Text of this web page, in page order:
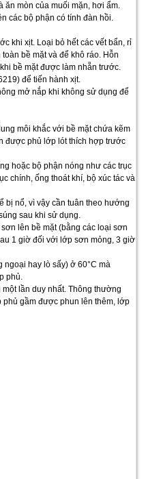
ăn mòn của muối mặn, hơi ẩm.
các bộ phận có tính đàn hồi.
khi xịt. Loại bỏ hết các vết bẩn, rỉ
bề mặt và để khô ráo. Hỗn
bề mặt được làm nhẵn trước.
để tiến hành xịt.
mở nắp khi không sử dụng để
môi khắc với bề mặt chứa kẽm
được phủ lớp lót thích hợp trước
hoặc bộ phận nóng như các trục
chính, ống thoát khí, bộ xúc tác và
bị nổ, vì vậy cần tuân theo hướng
sau khi sử dụng.
lên bề mặt (bằng các loại sơn
1 giờ đối với lớp sơn mỏng, 3 giờ
ngoại hay lò sấy) ở 60°C mà
phủ.
lần duy nhất. Thông thường
gầm được phun lên thêm, lớp